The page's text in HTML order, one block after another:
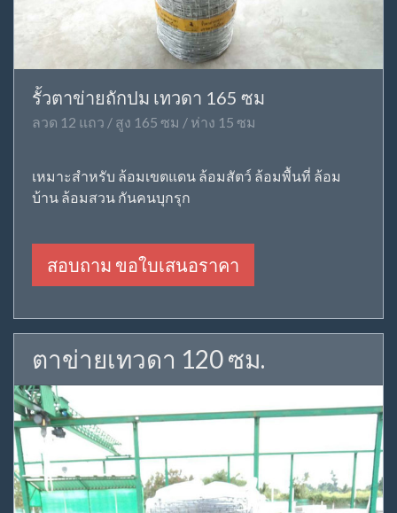
รั้วตาข่ายถักปม เทวดา 165 ซม
ลวด 12 แถว / สูง 165 ซม / ห่าง 15 ซม
เหมาะสำหรับ ล้อมเขตแดน ล้อมสัตว์ ล้อมพื้นที่ ล้อม
บ้าน ล้อมสวน กันคนบุกรุก
สอบถาม ขอใบเสนอราคา
ตาข่ายเทวดา 120 ซม.